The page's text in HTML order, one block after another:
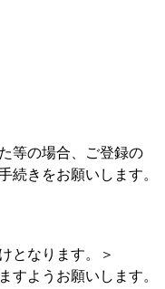
等の場合、ご登録の
きをお願いします。
となります。＞
ようお願いします。